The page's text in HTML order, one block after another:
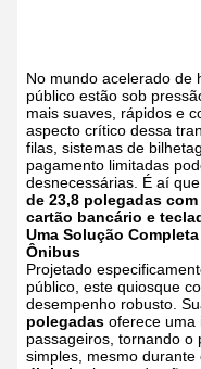
No mundo acelerado de
público estão sob
mais suaves, rápidos e
aspecto crítico dessa
filas, sistemas de
pagamento limitadas
desnecessárias. É aí
de 23,8 polegadas
cartão bancário e
Uma Solução
Ônibus
Projetado
público, este quiosque
desempenho robusto.
polegadas oferece uma
passageiros, tornando o
simples, mesmo durante